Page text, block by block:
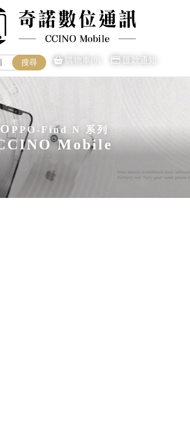
購物車(0) 匯款通知
OPPO-Find N 系列